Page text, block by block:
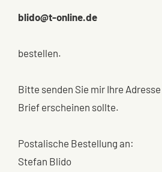
blido@t-online.de
bestellen.
Bitte senden Sie mir Ihre
Brief erscheinen sollte.
Postalische Bestellung an:
Stefan Blido